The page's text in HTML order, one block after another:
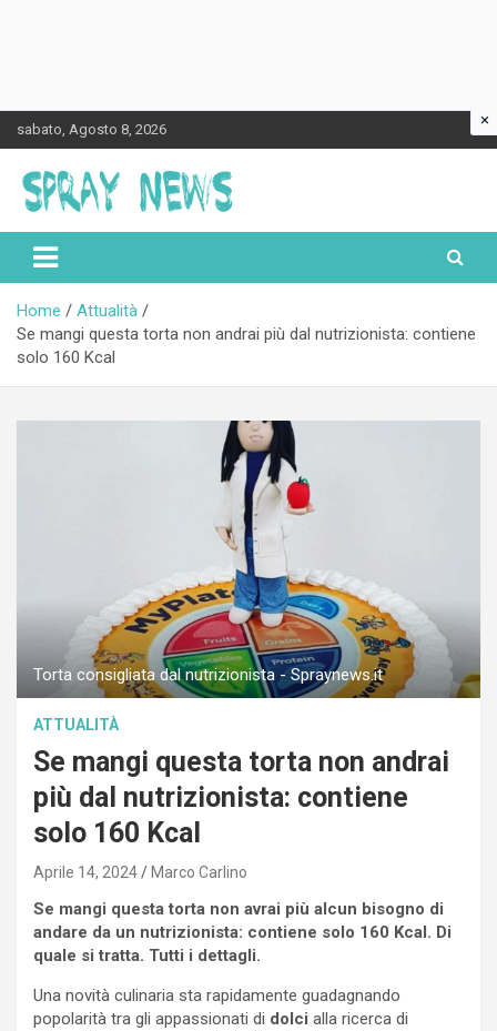
to
content
sabato, Agosto 8, 2026
Spraynews.it
Home
Attualità
Se mangi questa torta non andrai più dal nutrizionista: contiene
solo 160 Kcal
Torta consigliata dal nutrizionista - Spraynews.it
ATTUALITÀ
Se mangi questa torta non andrai
più dal nutrizionista: contiene
solo 160 Kcal
Aprile 14, 2024 Marco Carlino
Se mangi questa torta non avrai più alcun bisogno di
andare da un nutrizionista: contiene solo 160 Kcal. Di
quale si tratta. Tutti i dettagli.
Una novità culinaria sta rapidamente guadagnando
popolarità tra gli appassionati di dolci alla ricerca di
×